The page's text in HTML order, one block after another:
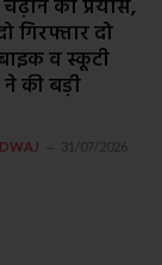
का प्रयास,
गिरफ्तार दो
व स्कूटी
की बड़ी
31/07/2026